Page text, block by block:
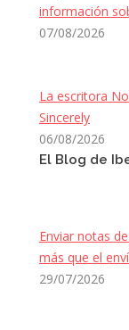
información
07/08/2026
La escritora
Sincerely
06/08/2026
El Blog de
Enviar notas
más que el
29/07/2026